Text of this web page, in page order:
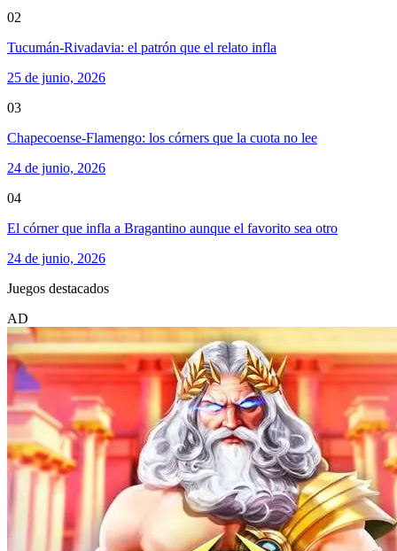
02
Tucumán-Rivadavia: el patrón que el relato infla
25 de junio, 2026
03
Chapecoense-Flamengo: los córners que la cuota no lee
24 de junio, 2026
04
El córner que infla a Bragantino aunque el favorito sea otro
24 de junio, 2026
Juegos destacados
AD